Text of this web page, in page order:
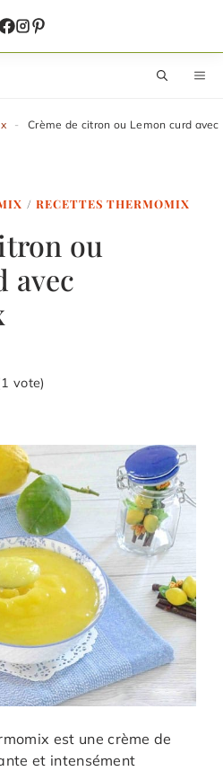
-
Crème de citron ou Lemon curd avec
/ RECETTES THERMOMIX
ou
avec
vote)
est une crème de
et intensément